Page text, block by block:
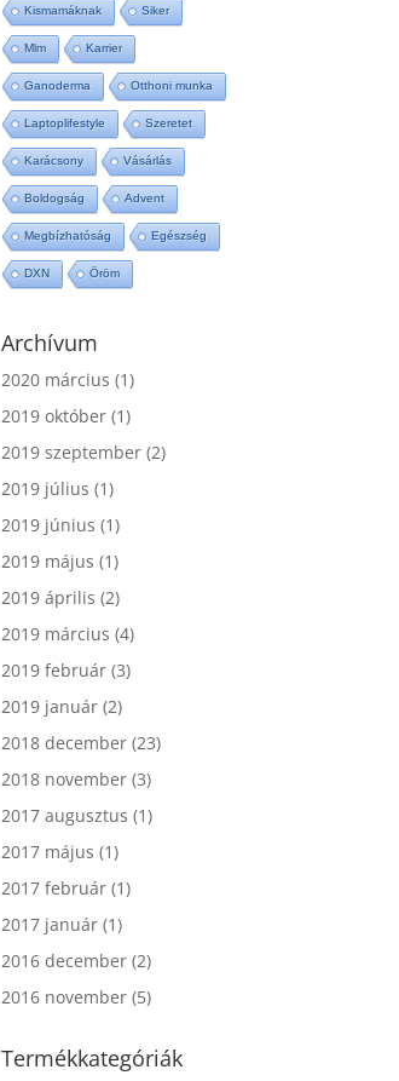
Kismamáknak Siker
Mlm Karrier
Ganoderma Otthoni munka
Laptoplifestyle Szeretet
Karácsony Vásárlás
Boldogság Advent
Megbízhatóság Egészség
DXN Öröm
Archívum
2020 március (1)
2019 október (1)
2019 szeptember (2)
2019 július (1)
2019 június (1)
2019 május (1)
2019 április (2)
2019 március (4)
2019 február (3)
2019 január (2)
2018 december (23)
2018 november (3)
2017 augusztus (1)
2017 május (1)
2017 február (1)
2017 január (1)
2016 december (2)
2016 november (5)
Termékkategóriák